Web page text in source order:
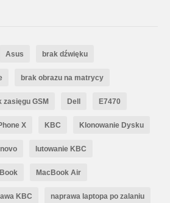
Asus brak dźwięku
brak obrazu na matrycy
zasięgu GSM Dell E7470
X KBC Klonowanie Dysku
lutowanie KBC
MacBook Air
KBC naprawa laptopa po zalaniu